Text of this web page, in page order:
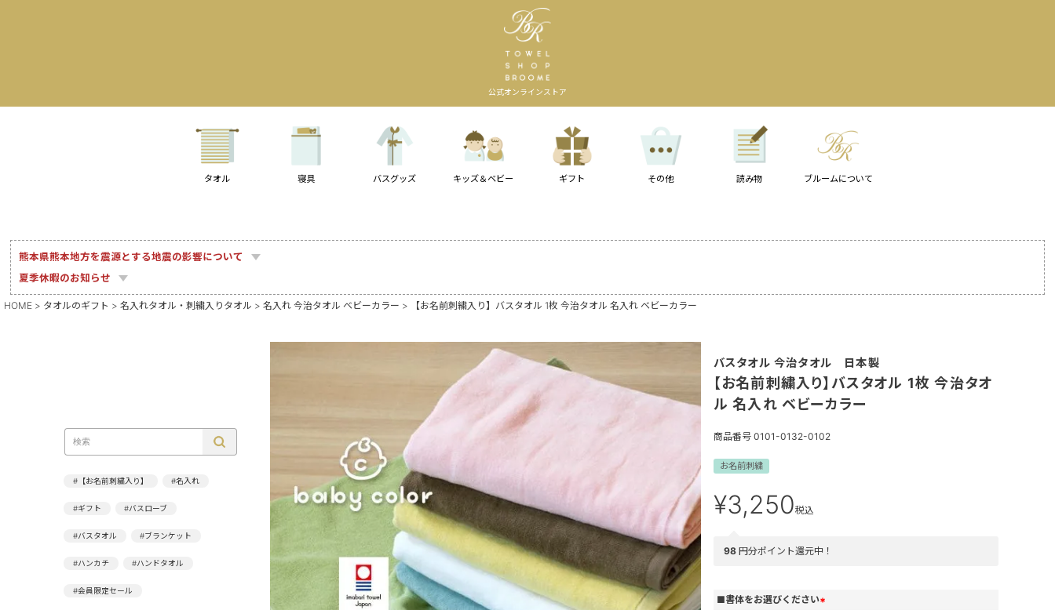
公式オンラインストア
タオル 寝具 バスグッズ キッズ＆ベビー ギフト その他 読み物 ブルームについて
熊本県熊本地方を震源とする地震の影響について
夏季休暇のお知らせ
HOME タオルのギフト 名入れタオル・刺繍入りタオル 名入れ 今治タオル ベビーカラー 【お名前刺繍入り】バスタオル 1枚 今治タオル 名入れ ベビーカラー
#【お名前刺繍入り】 #名入れ
#ギフト #バスローブ
#バスタオル #ブランケット
#ハンカチ #ハンドタオル
#会員限定セール
バスタオル 今治タオル 日本製
【お名前刺繍入り】バスタオル 1枚 今治タオ
ル 名入れ ベビーカラー
商品番号 0101-0132-0102
お名前刺繍
¥3,250税込
98 円分ポイント還元中！
■書体をお選びください